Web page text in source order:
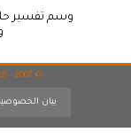
وسم تفسير
© 2007 - 2026
بيان